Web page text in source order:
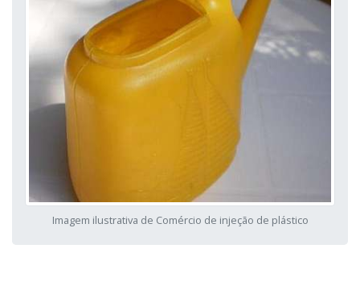
Imagem ilustrativa de Comércio de injeção de plástico